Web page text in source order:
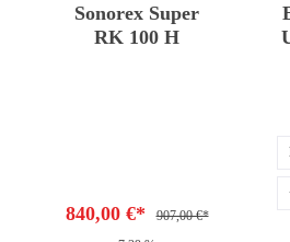
Sonorex Super
RK 100 H
840,00 €*
907,00 €*